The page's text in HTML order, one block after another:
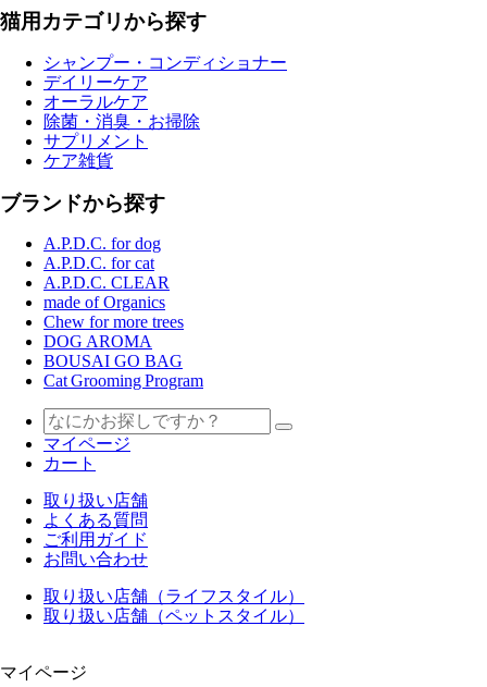
猫用カテゴリから探す
シャンプー・コンディショナー
デイリーケア
オーラルケア
除菌・消臭・お掃除
サプリメント
ケア雑貨
ブランドから探す
A.P.D.C. for dog
A.P.D.C. for cat
A.P.D.C. CLEAR
made of Organics
Chew for more trees
DOG AROMA
BOUSAI GO BAG
Cat Grooming Program
マイページ
カート
取り扱い店舗
よくある質問
ご利用ガイド
お問い合わせ
取り扱い店舗（ライフスタイル）
取り扱い店舗（ペットスタイル）
マイページ